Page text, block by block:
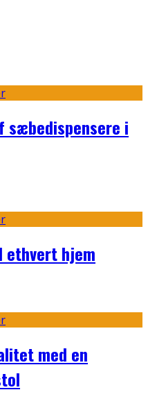
sæbedispensere i
hjem
med en